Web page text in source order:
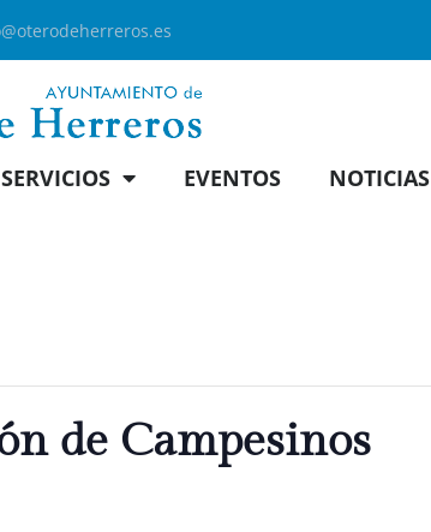
SERVICIOS EVENTOS NOTICIAS
de Campesinos